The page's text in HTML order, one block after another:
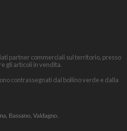
partner commerciali sul territorio, presso
gli articoli in vendita.
contrassegnati dal bollino verde e dalla